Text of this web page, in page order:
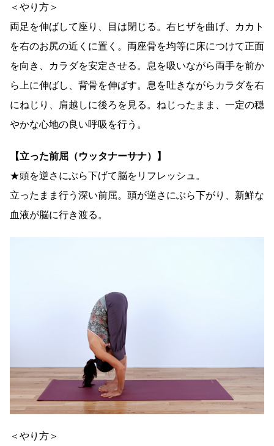
＜やり方＞
両足を伸ばして座り、目は閉じる。右ヒザを曲げ、カカト
を右のお尻の近くに置く。両座骨を均等に床につけて正面
を向き、カラダを安定させる。息を吸いながら両手を前か
ら上に伸ばし、背骨を伸ばす。息を吐きながらカラダを右
にねじり、肩越しに後ろを見る。ねじったまま、一定の穏
やかな心地の良い呼吸を行う。
【立った前屈（ウッタナーサナ）】
★頭を逆さにぶら下げて脳をリフレッシュ。
立ったまま行う深い前屈。頭が逆さにぶら下がり、新鮮な
血液が脳に行き渡る。
＜やり方＞